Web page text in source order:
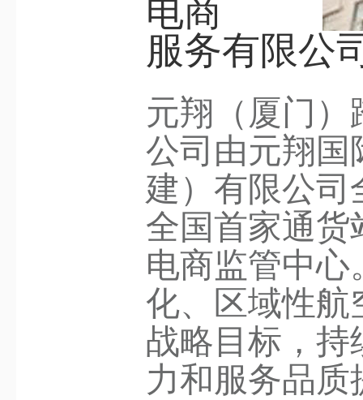
电商
服务有限公
元翔（厦门
公司由元翔国
建）有限公司
全国首家通货
电商监管中心
化、区域性航
战略目标，持
力和服务品质